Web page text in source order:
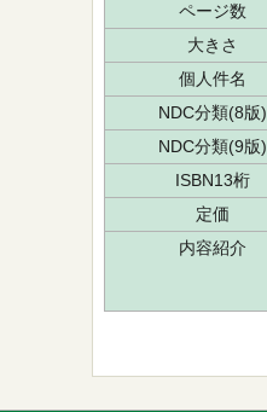
ページ数
大きさ
個人件名
NDC分類(8版)
NDC分類(9版)
ISBN13桁
定価
内容紹介